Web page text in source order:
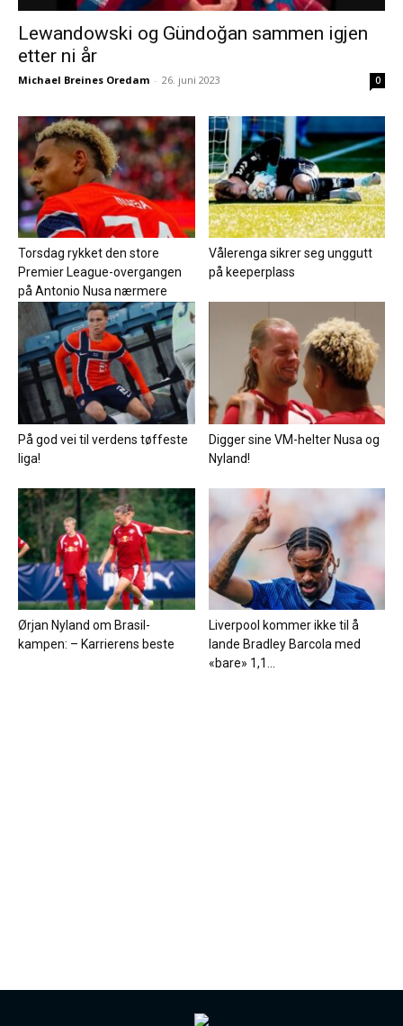
Lewandowski og Gündoğan sammen igjen
etter ni år
Michael Breines Oredam - 26. juni 2023 0
Torsdag rykket den store
Premier League-overgangen
på Antonio Nusa nærmere
Vålerenga sikrer seg unggutt
på keeperplass
På god vei til verdens tøffeste
liga!
Digger sine VM-helter Nusa og
Nyland!
Ørjan Nyland om Brasil-
kampen: – Karrierens beste
Liverpool kommer ikke til å
lande Bradley Barcola med
«bare» 1,1...